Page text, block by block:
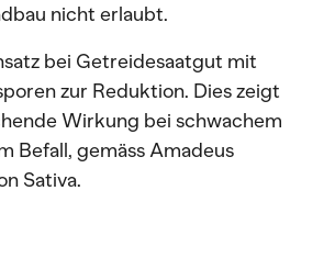
nicht erlaubt.
bei Getreidesaatgut mit
zur Reduktion. Dies zeigt
Wirkung bei schwachem
Befall, gemäss Amadeus
Sativa.